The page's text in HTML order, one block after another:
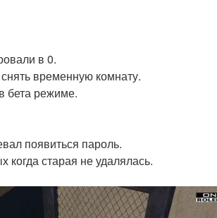
в 0.
временную комнату.
бета режиме.
появиться пароль.
старая не удалялась.